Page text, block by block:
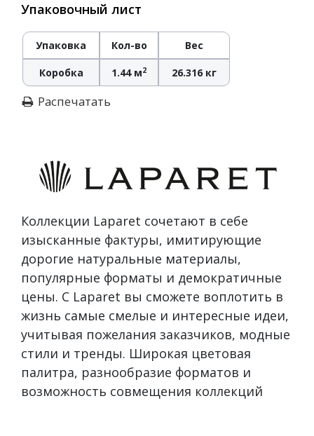
Упаковочный лист
Упаковка Кол-во Вес
Коробка 1.44 м2 26.316 кг
Распечатать
Коллекции Laparet сочетают в себе
изысканные фактуры, имитирующие
дорогие натуральные материалы,
популярные форматы и демократичные
цены. С Laparet вы сможете воплотить в
жизнь самые смелые и интересные идеи,
учитывая пожелания заказчиков, модные
стили и тренды. Широкая цветовая
палитра, разнообразие форматов и
возможность совмещения коллекций